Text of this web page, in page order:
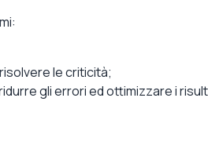
le criticità;
gli errori ed ottimizzare i